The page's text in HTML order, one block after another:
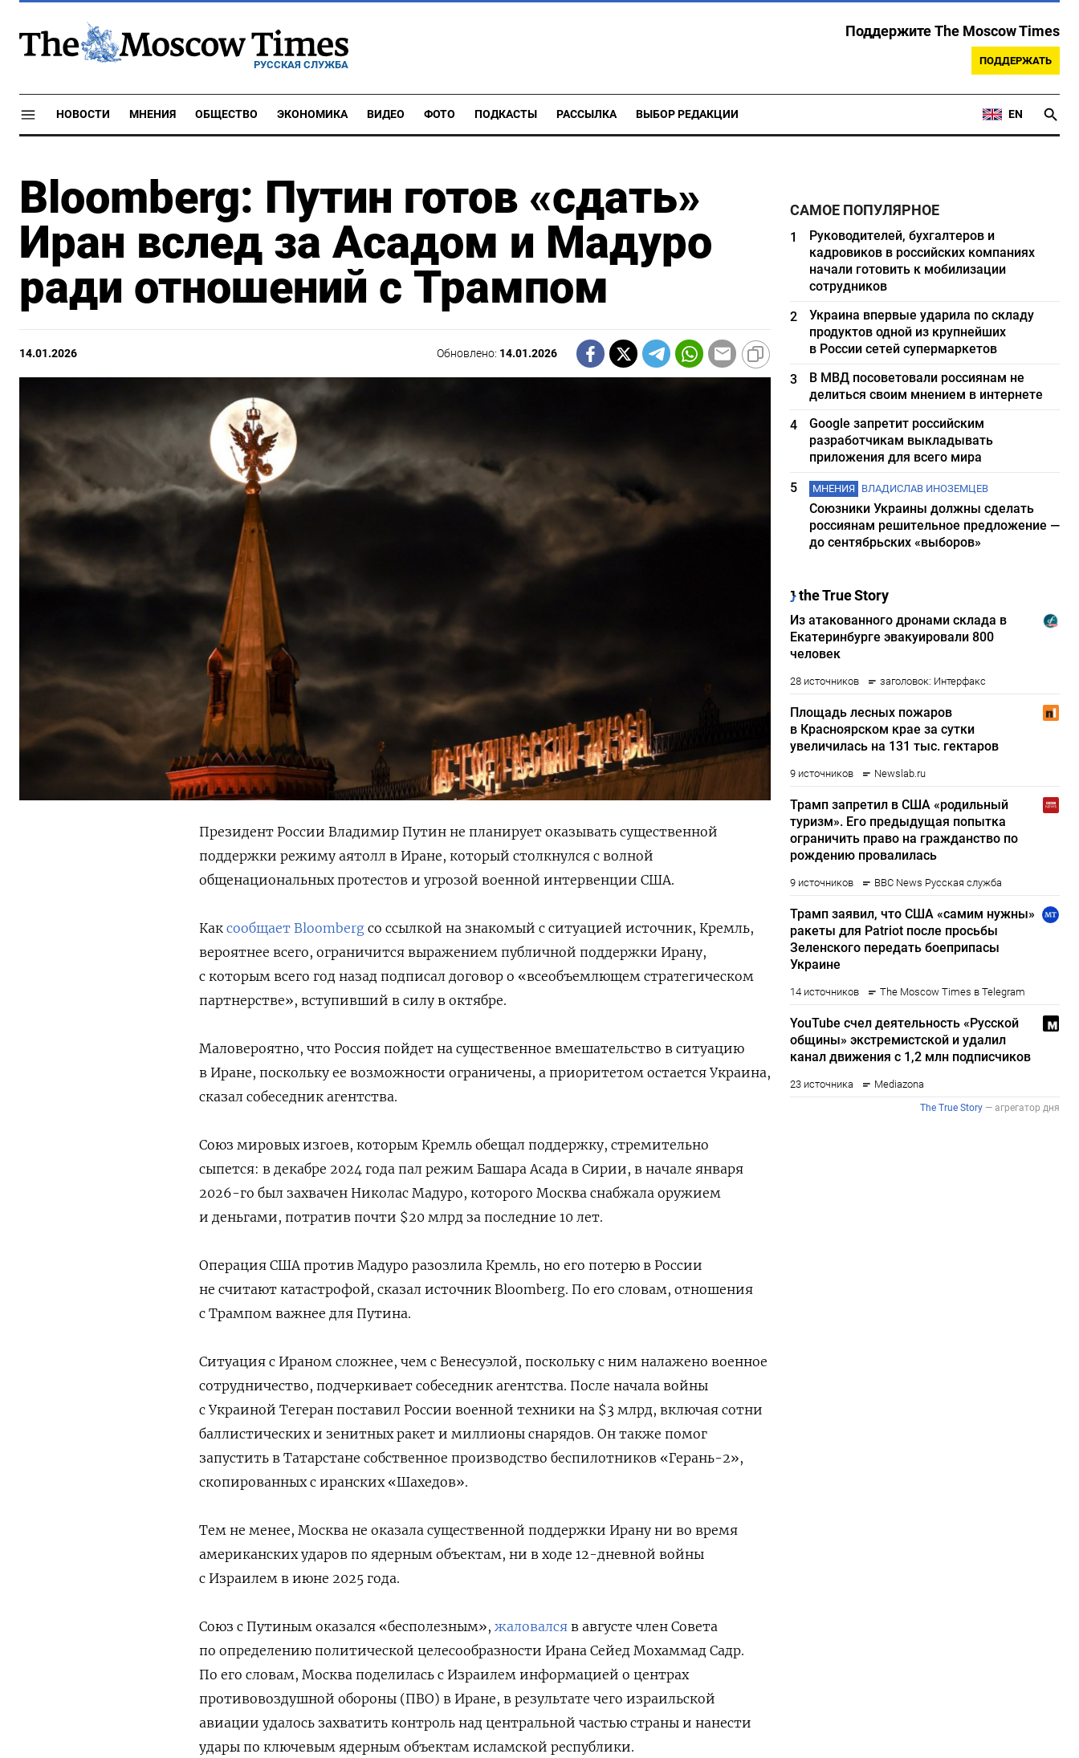
РУССКАЯ СЛУЖБА
Поддержите The Moscow Times
ПОДДЕРЖАТЬ
НОВОСТИ МНЕНИЯ ОБЩЕСТВО ЭКОНОМИКА ВИДЕО ФОТО ПОДКАСТЫ РАССЫЛКА ВЫБОР РЕДАКЦИИ EN
Bloomberg: Путин готов «сдать»
Иран вслед за Асадом и Мадуро
ради отношений с Трампом
14.01.2026 Обновлено: 14.01.2026
Президент России Владимир Путин не планирует оказывать существенной
поддержки режиму аятолл в Иране, который столкнулся с волной
общенациональных протестов и угрозой военной интервенции США.
Как сообщает Bloomberg со ссылкой на знакомый с ситуацией источник, Кремль,
вероятнее всего, ограничится выражением публичной поддержки Ирану,
с которым всего год назад подписал договор о «всеобъемлющем стратегическом
партнерстве», вступивший в силу в октябре.
Маловероятно, что Россия пойдет на существенное вмешательство в ситуацию
в Иране, поскольку ее возможности ограничены, а приоритетом остается Украина,
сказал собеседник агентства.
Союз мировых изгоев, которым Кремль обещал поддержку, стремительно
сыпется: в декабре 2024 года пал режим Башара Асада в Сирии, в начале января
2026-го был захвачен Николас Мадуро, которого Москва снабжала оружием
и деньгами, потратив почти $20 млрд за последние 10 лет.
Операция США против Мадуро разозлила Кремль, но его потерю в России
не считают катастрофой, сказал источник Bloomberg. По его словам, отношения
с Трампом важнее для Путина.
Ситуация с Ираном сложнее, чем с Венесуэлой, поскольку с ним налажено военное
сотрудничество, подчеркивает собеседник агентства. После начала войны
с Украиной Тегеран поставил России военной техники на $3 млрд, включая сотни
баллистических и зенитных ракет и миллионы снарядов. Он также помог
запустить в Татарстане собственное производство беспилотников «Герань-2»,
скопированных с иранских «Шахедов».
Тем не менее, Москва не оказала существенной поддержки Ирану ни во время
американских ударов по ядерным объектам, ни в ходе 12-дневной войны
с Израилем в июне 2025 года.
Союз с Путиным оказался «бесполезным», жаловался в августе член Совета
по определению политической целесообразности Ирана Сейед Мохаммад Садр.
По его словам, Москва поделилась с Израилем информацией о центрах
противовоздушной обороны (ПВО) в Иране, в результате чего израильской
авиации удалось захватить контроль над центральной частью страны и нанести
удары по ключевым ядерным объектам исламской республики.
САМОЕ ПОПУЛЯРНОЕ
1
Руководителей, бухгалтеров и
кадровиков в российских компаниях
начали готовить к мобилизации
сотрудников
2
Украина впервые ударила по складу
продуктов одной из крупнейших
в России сетей супермаркетов
3
В МВД посоветовали россиянам не
делиться своим мнением в интернете
4
Google запретит российским
разработчикам выкладывать
приложения для всего мира
5
МНЕНИЯ ВЛАДИСЛАВ ИНОЗЕМЦЕВ
Союзники Украины должны сделать
россиянам решительное предложение —
до сентябрьских «выборов»